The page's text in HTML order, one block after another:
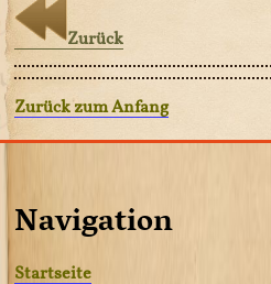
Zurück
Zurück zum Anfang
Navigation
Startseite